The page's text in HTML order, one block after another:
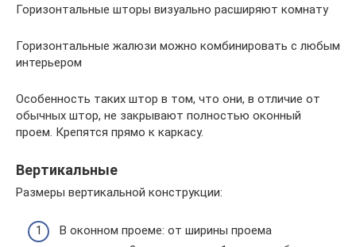
Горизонтальные шторы визуально расширяют комнату
Горизонтальные жалюзи можно комбинировать с любым
интерьером
Особенность таких штор в том, что они, в отличие от
обычных штор, не закрывают полностью оконный
проем. Крепятся прямо к каркасу.
Вертикальные
Размеры вертикальной конструкции:
В оконном проеме: от ширины проема